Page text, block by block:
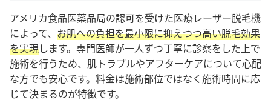
アメリカ食品医薬品局の認可を受けた医療レーザー脱毛機
によって、 お肌への負担を最小限に抑えつつ高い脱毛効果
を実現します。専門医師が一人ずつ丁寧に診察をした上で
施術を行うため、肌トラブルやアフターケアについて心配
な方でも安心です。料金は施術部位ではなく施術時間に応
じて決まるのが特徴です。